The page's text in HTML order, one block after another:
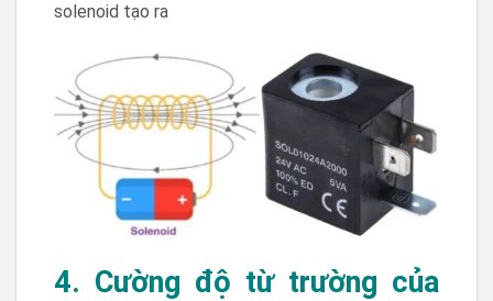
solenoid tạo ra
4. Cường độ từ trường của